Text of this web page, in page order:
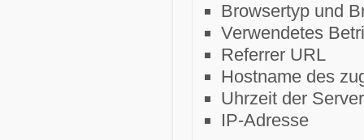
Browsertyp und
Verwendetes
Referrer URL
Hostname des
Uhrzeit der
IP-Adresse